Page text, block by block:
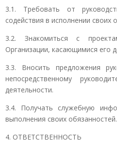
3.1. Требовать от
содействия в исполнении своих
3.2. Знакомиться с
Организации, касающимися его
3.3. Вносить предложения
непосредственному
деятельности.
3.4. Получать служебную
выполнения своих обязанностей.
4. ОТВЕТСТВЕННОСТЬ